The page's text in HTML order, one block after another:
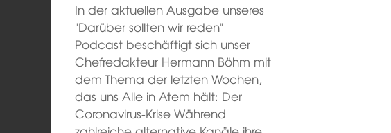
In der aktuellen Ausgabe unseres
"Darüber sollten wir reden"
Podcast beschäftigt sich unser
Chefredakteur Hermann Böhm mit
dem Thema der letzten Wochen,
das uns Alle in Atem hält: Der
Coronavirus-Krise Während